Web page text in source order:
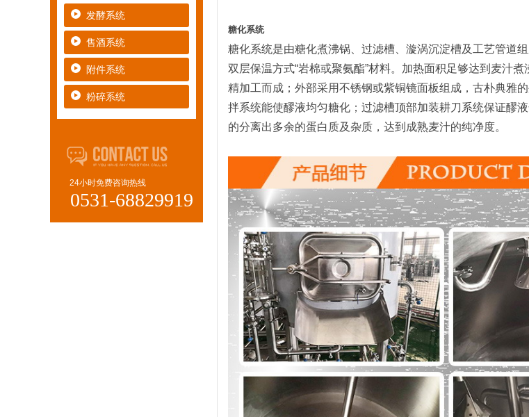
发酵系统
售酒系统
附件系统
粉碎系统
24小时免费咨询热线
0531-68829919
糖化系统
糖化系统是由糖化煮沸锅、过滤槽、漩涡沉淀槽及工艺管道
双层保温方式“岩棉或聚氨酯”材料。加热面积足够达到麦汁
精加工而成；外部采用不锈钢或紫铜镜面板组成，古朴典雅
拌系统能使醪液均匀糖化；过滤槽顶部加装耕刀系统保证醪
的分离出多余的蛋白质及杂质，达到成熟麦汁的纯净度。